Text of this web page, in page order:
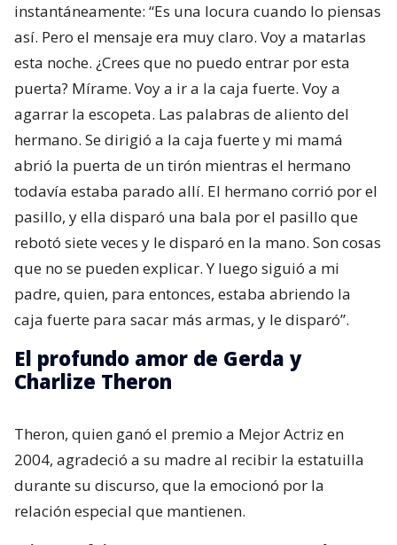
instantáneamente: “Es una locura cuando lo piensas
así. Pero el mensaje era muy claro. Voy a matarlas
esta noche. ¿Crees que no puedo entrar por esta
puerta? Mírame. Voy a ir a la caja fuerte. Voy a
agarrar la escopeta. Las palabras de aliento del
hermano. Se dirigió a la caja fuerte y mi mamá
abrió la puerta de un tirón mientras el hermano
todavía estaba parado allí. El hermano corrió por el
pasillo, y ella disparó una bala por el pasillo que
rebotó siete veces y le disparó en la mano. Son cosas
que no se pueden explicar. Y luego siguió a mi
padre, quien, para entonces, estaba abriendo la
caja fuerte para sacar más armas, y le disparó”.
El profundo amor de Gerda y
Charlize Theron
Theron, quien ganó el premio a Mejor Actriz en
2004, agradeció a su madre al recibir la estatuilla
durante su discurso, que la emocionó por la
relación especial que mantienen.